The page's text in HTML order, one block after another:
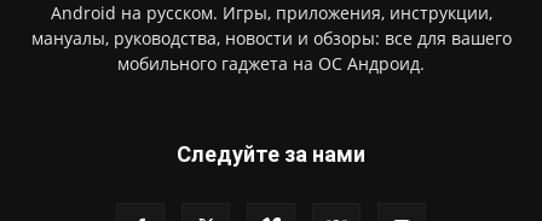
Android на русском. Игры, приложения, инструкции,
мануалы, руководства, новости и обзоры: все для вашего
мобильного гаджета на ОС Андроид.
Следуйте за нами